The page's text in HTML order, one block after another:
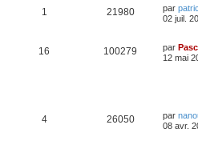
1 21980 par
02 juil.
16 100279 par
12 mai
4 26050 par
08 avr.